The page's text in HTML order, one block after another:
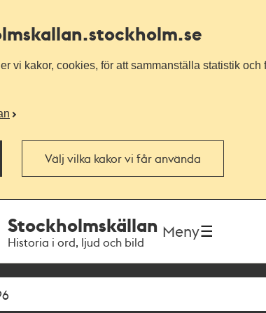
.stockholm.se
vi kakor, cookies, för att sammanställa statistik och
Välj vilka kakor vi får använda
Stockholmskällan
Historia i ord, ljud och bild
Meny